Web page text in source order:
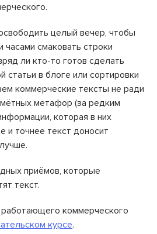
целый вечер, чтобы
часами смаковать строки
ли кто-то готов сделать
статьи в блоге или сортировки
коммерческие тексты не ради
метафор (за редким
которая в них
и точнее текст доносит
приёмов, которые
текст.
коммерческого
курсе.